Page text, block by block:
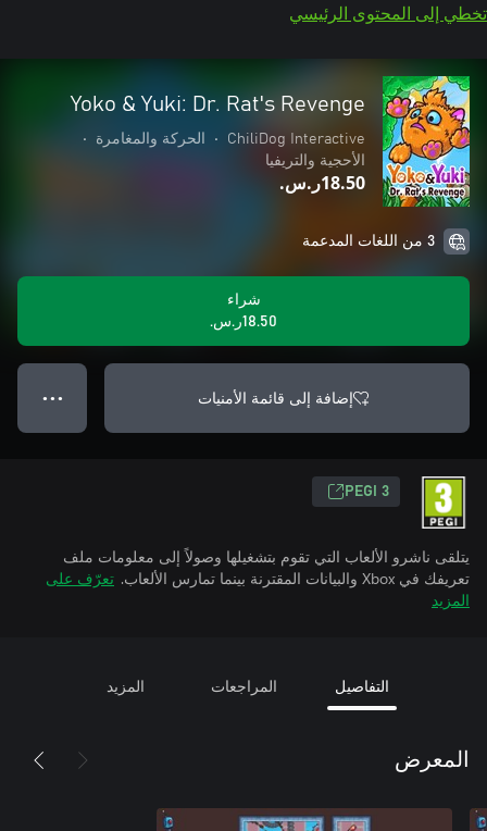
تخطي إلى المحتوى الرئيسي
Yoko & Yuki: Dr. Rat's Revenge
ChiliDog Interactive
• الحركة والمغامرة
•
الأحجية والتريفيا
‪ر.س.‏‎18.50‬
3 من اللغات المدعمة
شراء
‪ر.س.‏‎18.50‬
إضافة إلى قائمة الأمنيات ● ● ●
PEGI 3
يتلقى ناشرو الألعاب التي تقوم بتشغيلها وصولاً إلى معلومات ملف
تعريفك في Xbox والبيانات المقترنة بينما تمارس الألعاب.
تعرّف على
المزيد
التفاصيل المراجعات المزيد
المعرض